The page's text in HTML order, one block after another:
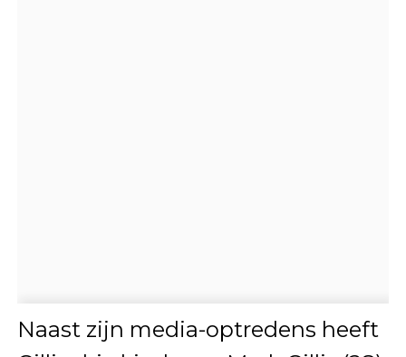
Naast zijn media-optredens heeft